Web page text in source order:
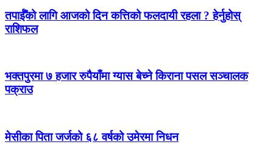
तपाईँको लागि आजको दिन कत्तिको फलदायी रहला ? हेर्नुहोस्
राशिफल
भक्तपुरमा ७ हजार रुपैयाँमा ग्यास बेच्ने किराना पसल सञ्चालक
पक्राउ
मेसीका पिता जर्जको ६८ वर्षको उमेरमा निधन